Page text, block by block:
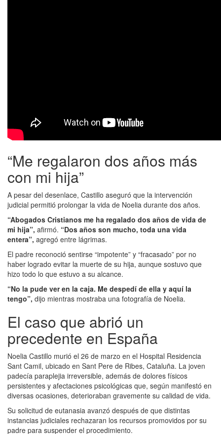
“Me regalaron dos años más
con mi hija”
A pesar del desenlace, Castillo aseguró que la intervención
judicial permitió prolongar la vida de Noelia durante dos años.
“Abogados Cristianos me ha regalado dos años de vida de
mi hija”, afirmó. “Dos años son mucho, toda una vida
entera”, agregó entre lágrimas.
El padre reconoció sentirse “impotente” y “fracasado” por no
haber logrado evitar la muerte de su hija, aunque sostuvo que
hizo todo lo que estuvo a su alcance.
“No la pude ver en la caja. Me despedí de ella y aquí la
tengo”, dijo mientras mostraba una fotografía de Noelia.
El caso que abrió un
precedente en España
Noelia Castillo murió el 26 de marzo en el Hospital Residencia
Sant Camil, ubicado en Sant Pere de Ribes, Cataluña. La joven
padecía paraplejia irreversible, además de dolores físicos
persistentes y afectaciones psicológicas que, según manifestó en
diversas ocasiones, deterioraban gravemente su calidad de vida.
Su solicitud de eutanasia avanzó después de que distintas
instancias judiciales rechazaran los recursos promovidos por su
padre para suspender el procedimiento.